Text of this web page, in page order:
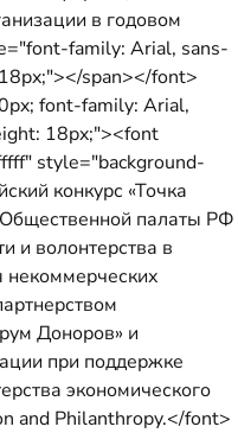
в годовом
family: Arial, sans-
span></font>
font-family: Arial,
18px;"><font
style="background-
конкурс «Точка
Общественной палаты РФ
и волонтерства в
некоммерческих
Доноров» и
при поддержке
экономического
and Philanthropy.</font>